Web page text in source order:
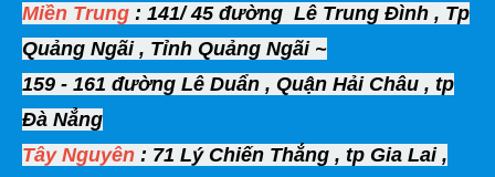
Miền Trung : 141/ 45 đường Lê Trung Đình , Tp
Quảng Ngãi , Tỉnh Quảng Ngãi ~
159 - 161 đường Lê Duẩn , Quận Hải Châu , tp
Đà Nẳng
Tây Nguyên : 71 Lý Chiến Thắng , tp Gia Lai ,